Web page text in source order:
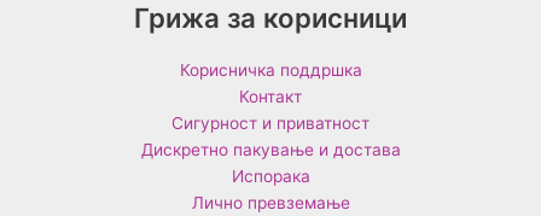
Грижа за корисници
Корисничка поддршка
Контакт
Сигурност и приватност
Дискретно пакување и достава
Испорака
Лично превземање